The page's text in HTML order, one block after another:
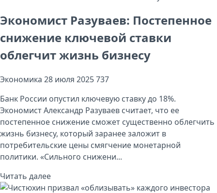
Экономист Разуваев: Постепенное
снижение ключевой ставки
облегчит жизнь бизнесу
Экономика 28 июля 2025737
Банк России опустил ключевую ставку до 18%.
Экономист Александр Разуваев считает, что ее
постепенное снижение сможет существенно облегчить
жизнь бизнесу, который заранее заложит в
потребительские цены смягчение монетарной
политики. «Сильного снижени...
Читать далее